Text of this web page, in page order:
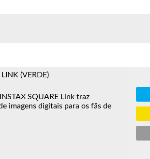
(VERDE)
SQUARE Link traz
imagens digitais para os fãs de